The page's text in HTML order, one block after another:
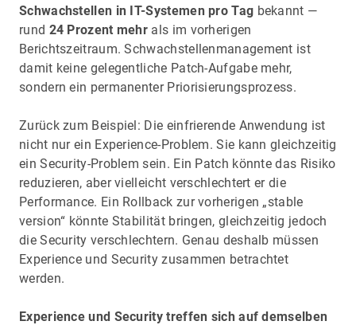
Schwachstellen in IT-Systemen pro Tag bekannt —
rund 24 Prozent mehr als im vorherigen
Berichtszeitraum. Schwachstellenmanagement ist
damit keine gelegentliche Patch-Aufgabe mehr,
sondern ein permanenter Priorisierungsprozess.
Zurück zum Beispiel: Die einfrierende Anwendung ist
nicht nur ein Experience-Problem. Sie kann gleichzeitig
ein Security-Problem sein. Ein Patch könnte das Risiko
reduzieren, aber vielleicht verschlechtert er die
Performance. Ein Rollback zur vorherigen „stable
version“ könnte Stabilität bringen, gleichzeitig jedoch
die Security verschlechtern. Genau deshalb müssen
Experience und Security zusammen betrachtet
werden.
Experience und Security treffen sich auf demselben